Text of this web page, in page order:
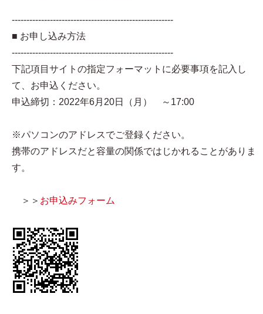
-------------------------------------------------------
■ お申し込み方法
-------------------------------------------------------
下記項目サイトの指定フォーマットに必要事項を記入し
て、お申込ください。
申込締切：2022年6月20日（月） ～17:00
※パソコンのアドレスでご登録ください。
携帯のアドレスだと容量の関係ではじかれることがありま
す。
＞＞ お申込みフォーム